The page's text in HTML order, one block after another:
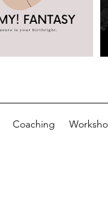
Coaching